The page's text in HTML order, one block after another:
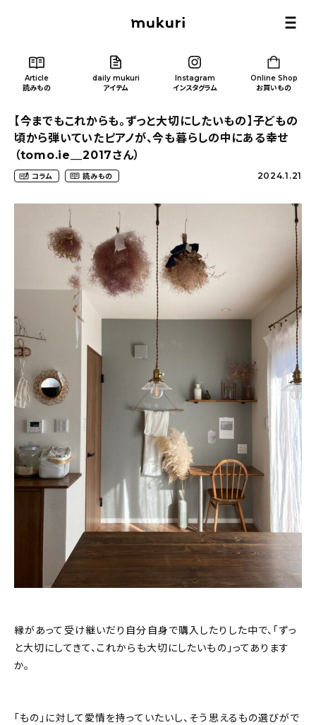
Article
読みもの
daily mukuri
アイテム
Instagram
インスタグラム
Online Shop
お買いもの
カテゴリー一覧
おすすめの記事
コラム
キッチン
収納/掃除
daily mukuri / アイテム
新着記事
人気の記事
【今までもこれからも。ずっと大切にしたいもの】子どもの
頃から弾いていたピアノが、今も暮らしの中にある幸せ
（tomo.ie__2017さん）
コラム 読みもの 2024.1.21
縁があって受け継いだり自分自身で購入したりした中で、「ずっ
と大切にしてきて、これからも大切にしたいもの」ってあります
か。
「もの」に対して愛情を持っていたいし、そう思えるもの選びがで